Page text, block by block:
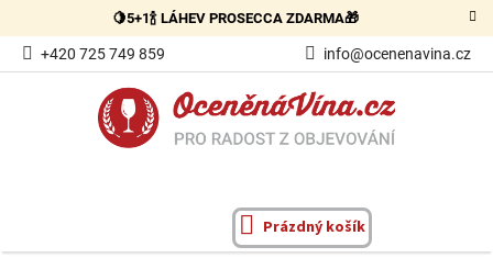
obsah
🍋5+1🍾 LÁHEV PROSECCA ZDARMA🎁
+420 725 749 859 info@ocenenavina.cz
NÁKUPNÍ
Prázdný košík